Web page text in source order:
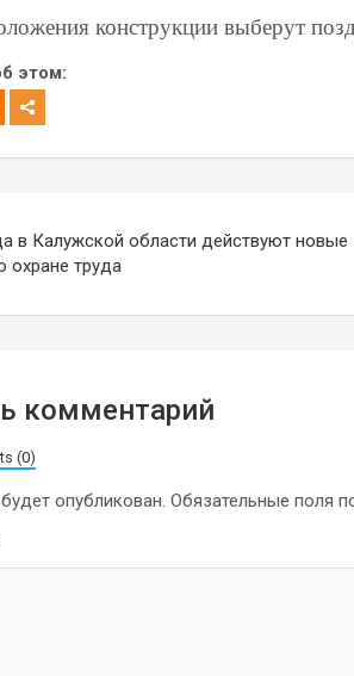
конструкции выберут
этом:
в Калужской области действуют новые
охране труда
комментарий
(0)
опубликован. Обязательные поля